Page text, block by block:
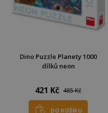
Dino Puzzle Planety 1000
dílků neon
421 Kč 485 Kč
DO KOŠÍKU